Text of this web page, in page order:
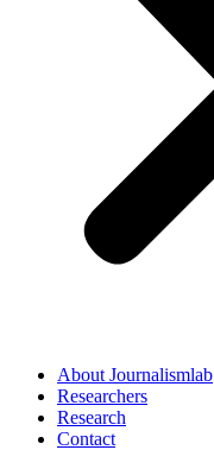
About Journalismlab
Researchers
Research
Contact